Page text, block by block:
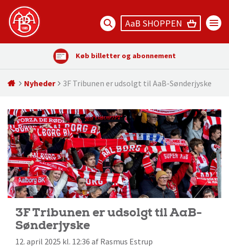
AaB SHOPPEN
Køb billetter og abonnement
Nyheder 3F Tribunen er udsolgt til AaB-Sønderjyske
3F Tribunen er udsolgt til AaB-
Sønderjyske
12. april 2025 kl. 12:36 af Rasmus Estrup